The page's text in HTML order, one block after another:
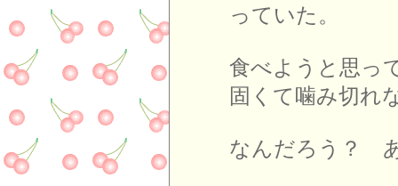
っていた。
食べようと思っ
固くて噛み切れ
なんだろう？